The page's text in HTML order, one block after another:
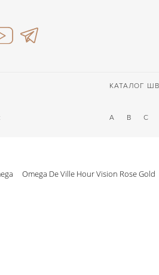
КАТАЛОГ
A B C
Omega De Ville Hour Vision Rose Gold